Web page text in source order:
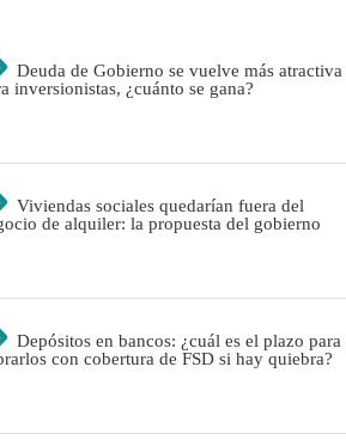
Deuda de Gobierno se vuelve más atractiva
inversionistas, ¿cuánto se gana?
Viviendas sociales quedarían fuera del
de alquiler: la propuesta del gobierno
Depósitos en bancos: ¿cuál es el plazo para
con cobertura de FSD si hay quiebra?